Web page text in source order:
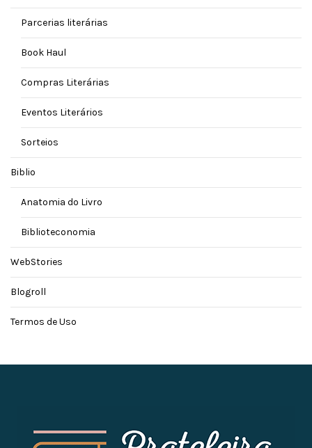
Parcerias literárias
Book Haul
Compras Literárias
Eventos Literários
Sorteios
Biblio
Anatomia do Livro
Biblioteconomia
WebStories
Blogroll
Termos de Uso